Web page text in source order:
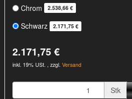
Chrom 2.538,66 €
Schwarz 2.171,75 €
2.171,75 €
inkl. 19% USt. , zzgl.Versand
Stk